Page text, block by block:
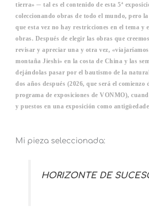
tierra» ─ tal es el contenido de esta 5ª
coleccionando obras de todo el mundo, pero
que esta vez no hay restricciones en el tema y
obras. Después de elegir las obras que
revisar y apreciar una y otra vez, «viajaríamos
montaña Jieshi» en la costa de China y las
dejándolas pasar por el bautismo de la
dos años después (2026, que será el
programa de exposiciones de VONMO),
y puestos en una exposición como
Mi pieza seleccionada:
HORIZONTE DE